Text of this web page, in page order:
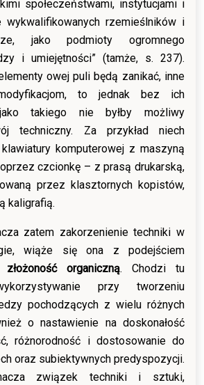
społeczeństwami, instytucjami i
wykwalifikowanych rzemieślników i
jako podmioty ogromnego
i umiejętności” (tamże, s. 237).
owej puli będą zanikać, inne
to jednak bez ich
jako takiego nie byłby możliwy
techniczny. Za przykład niech
komputerowej z maszyną
czcionkę – z prasą drukarską,
przez klasztornych kopistów,
kaligrafią.
zatem zakorzenienie techniki w
wiąże się ona z podejściem
złożoność organiczną. Chodzi tu
przy tworzeniu
pochodzących z wielu różnych
o nastawienie na doskonałość
różnorodność i dostosowanie do
oraz subiektywnych predyspozycji.
związek techniki i sztuki,